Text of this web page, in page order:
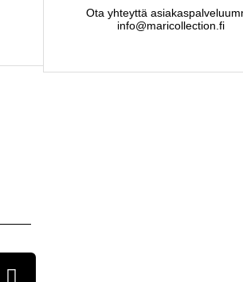
Ota yhteyttä
info@maricollection.fi